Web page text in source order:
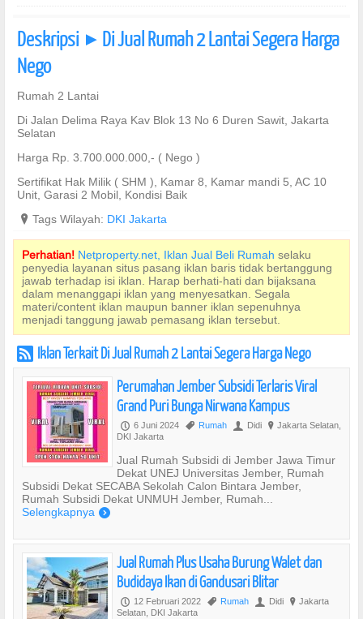
Deskripsi ] Di Jual Rumah 2 Lantai Segera Harga
Nego
Rumah 2 Lantai
Di Jalan Delima Raya Kav Blok 13 No 6 Duren Sawit, Jakarta
Selatan
Harga Rp. 3.700.000.000,- ( Nego )
Sertifikat Hak Milik ( SHM ), Kamar 8, Kamar mandi 5, AC 10
Unit, Garasi 2 Mobil, Kondisi Baik
? Tags Wilayah: DKI Jakarta
Perhatian! Netproperty.net, Iklan Jual Beli Rumah selaku
penyedia layanan situs pasang iklan baris tidak bertanggung
jawab terhadap isi iklan. Harap berhati-hati dan bijaksana
dalam menanggapi iklan yang menyesatkan. Segala
materi/content iklan maupun banner iklan sepenuhnya
menjadi tanggung jawab pemasang iklan tersebut.
r Iklan Terkait Di Jual Rumah 2 Lantai Segera Harga Nego
Perumahan Jember Subsidi Terlaris Viral
Grand Puri Bunga Nirwana Kampus
P 6 Juni 2024 , Rumah U Didi ? Jakarta Selatan,
DKI Jakarta
Jual Rumah Subsidi di Jember Jawa Timur
Dekat UNEJ Universitas Jember, Rumah
Subsidi Dekat SECABA Sekolah Calon Bintara Jember,
Rumah Subsidi Dekat UNMUH Jember, Rumah...
Selengkapnya )
Jual Rumah Plus Usaha Burung Walet dan
Budidaya Ikan di Gandusari Blitar
P 12 Februari 2022 , Rumah U Didi ? Jakarta
Selatan, DKI Jakarta